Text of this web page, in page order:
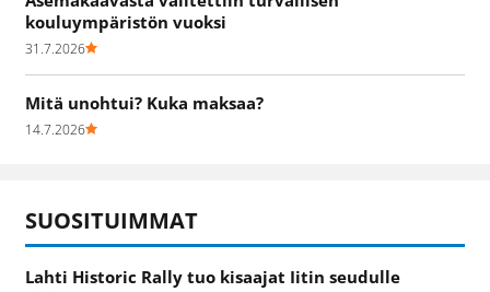
kouluympäristön vuoksi
31.7.2026
Mitä unohtui? Kuka maksaa?
14.7.2026
SUOSITUIMMAT
Lahti Historic Rally tuo kisaajat Iitin seudulle